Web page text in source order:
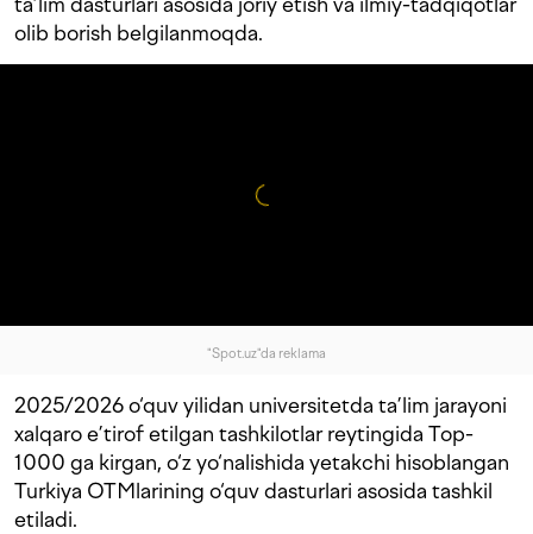
olib borish belgilanmoqda.
"Spot.uz"da reklama
2025/2026 o‘quv yilidan universitetda ta’lim jarayoni
xalqaro e’tirof etilgan tashkilotlar reytingida Top-
1000 ga kirgan, o‘z yo‘nalishida yetakchi hisoblangan
Turkiya OTMlarining o‘quv dasturlari asosida tashkil
etiladi.